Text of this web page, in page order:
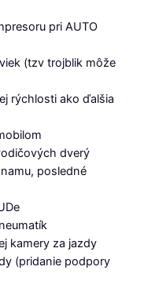
pri AUTO
(tzv trojblik môže
rýchlosti ako ďalšia
dverý
posledné
kamery za jazdy
(pridanie podpory